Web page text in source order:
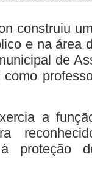
construiu
e na área
de
a
à proteção